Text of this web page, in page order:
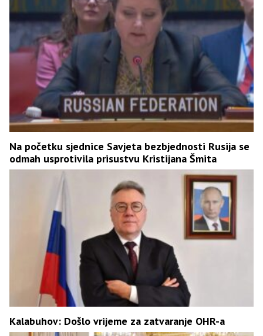
Na početku sjednice Savjeta bezbjednosti Rusija se
odmah usprotivila prisustvu Kristijana Šmita
Kalabuhov: Došlo vrijeme za zatvaranje OHR-a